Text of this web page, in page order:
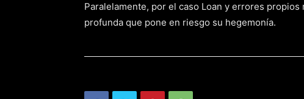
Paralelamente, por el caso Loan y errores
profunda que pone en riesgo su hegemonía.